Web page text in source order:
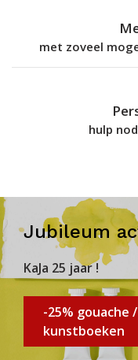
met zoveel
hulp
Jubileum
KaJa 25 jaar !
-25% gouache
kunstboeken